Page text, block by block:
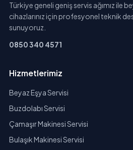
Türkiye geneli geniş servis ağımız ile
cihazlarınız için profesyonel teknik
sunuyoruz.
0850 340 4571
Hizmetlerimiz
Beyaz Eşya Servisi
Buzdolabı Servisi
Çamaşır Makinesi Servisi
Bulaşık Makinesi Servisi